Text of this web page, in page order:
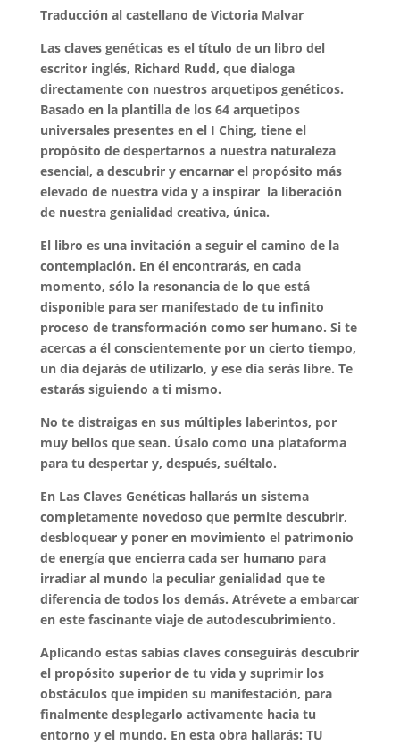
Traducción al castellano de Victoria Malvar
Las claves genéticas es el título de un libro del
escritor inglés, Richard Rudd, que dialoga
directamente con nuestros arquetipos genéticos.
Basado en la plantilla de los 64 arquetipos
universales presentes en el I Ching, tiene el
propósito de despertarnos a nuestra naturaleza
esencial, a descubrir y encarnar el propósito más
elevado de nuestra vida y a inspirar la liberación
de nuestra genialidad creativa, única.
El libro es una invitación a seguir el camino de la
contemplación. En él encontrarás, en cada
momento, sólo la resonancia de lo que está
disponible para ser manifestado de tu infinito
proceso de transformación como ser humano. Si te
acercas a él conscientemente por un cierto tiempo,
un día dejarás de utilizarlo, y ese día serás libre. Te
estarás siguiendo a ti mismo.
No te distraigas en sus múltiples laberintos, por
muy bellos que sean. Úsalo como una plataforma
para tu despertar y, después, suéltalo.
En Las Claves Genéticas hallarás un sistema
completamente novedoso que permite descubrir,
desbloquear y poner en movimiento el patrimonio
de energía que encierra cada ser humano para
irradiar al mundo la peculiar genialidad que te
diferencia de todos los demás. Atrévete a embarcar
en este fascinante viaje de autodescubrimiento.
Aplicando estas sabias claves conseguirás descubrir
el propósito superior de tu vida y suprimir los
obstáculos que impiden su manifestación, para
finalmente desplegarlo activamente hacia tu
entorno y el mundo. En esta obra hallarás: TU